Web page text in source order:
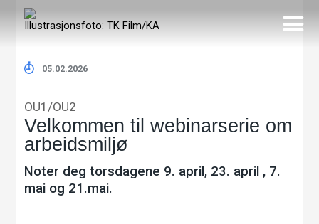
Illustrasjonsfoto: TK Film/KA
05.02.2026
OU1/OU2
Velkommen til webinarserie om
arbeidsmiljø
Noter deg torsdagene 9. april, 23. april , 7.
mai og 21.mai.